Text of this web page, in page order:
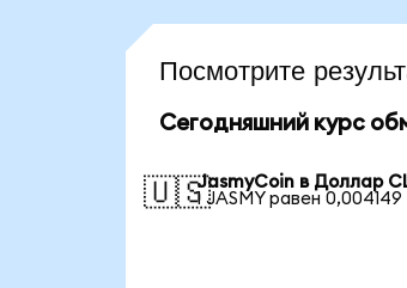
Посмотрите
Сегодняшний курс
🇺🇸JasmyCoin в Доллар
1 JASMY равен 0,004149